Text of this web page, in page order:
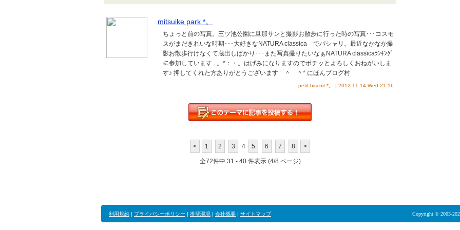
mitsuike park *。
ちょっと前の写真。三ツ池公園に旦那サンと撮影お散歩に行った時の写真･･･コスモ
スがまだきれいな時期･･･大好きなNATURA classica でパシャリ。最近なかなか撮
影お散歩行けなくて蔵出しばかり･･･また写真撮りたいなぁNATURA classicaﾗﾝｷﾝｸﾞ
に参加しています . 。*：・。はげみになりますのでポチッとよろしくおねがいしま
す♪ 押してくれた方ありがとうございます ＾ ＾* にほんブログ村
petit biscuit *。 | 2012.11.14 Wed 21:16
< 1 2 3 4 5 6 7 8 >
全72件中 31 - 40 件表示 (4/8 ページ)
利用規約 | プライバシーポリシー | 推奨環境 | 会社概要 | サイトマップ Copyright © 2003-